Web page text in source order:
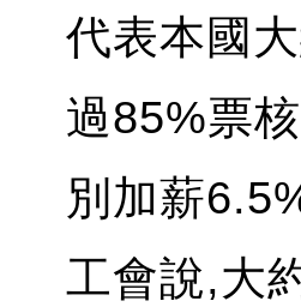
代表本國
過85%票
別加薪
工會說,大